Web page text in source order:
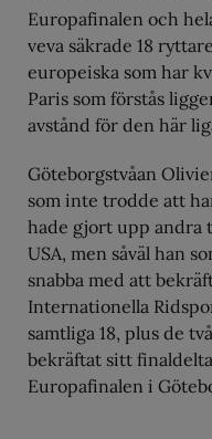
Europafinalen och
veva säkrade 18
europeiska som har
Paris som förstås
avstånd för den här
Göteborgstvåan
som inte trodde att
hade gjort upp andra
USA, men såväl han
snabba med att
Internationella
samtliga 18, plus de
bekräftat sitt
Europafinalen i